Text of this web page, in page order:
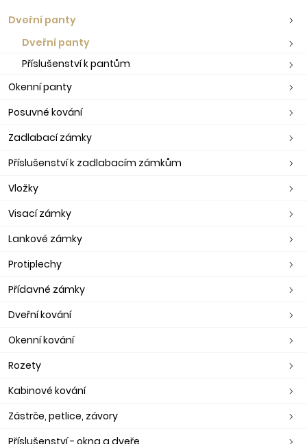
Dveřní panty
Dveřní panty
Příslušenství k pantům
Okenní panty
Posuvné kování
Zadlabací zámky
Příslušenství k zadlabacím zámkům
Vložky
Visací zámky
Lankové zámky
Protiplechy
Přídavné zámky
Dveřní kování
Okenní kování
Rozety
Kabinové kování
Zástrče, petlice, závory